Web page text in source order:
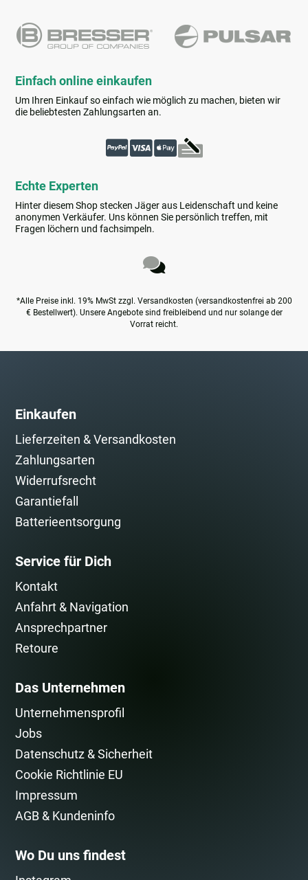
Einfach online einkaufen
Um Ihren Einkauf so einfach wie möglich zu machen, bieten wir
die beliebtesten Zahlungsarten an.
Echte Experten
Hinter diesem Shop stecken Jäger aus Leidenschaft und keine
anonymen Verkäufer. Uns können Sie persönlich treffen, mit
Fragen löchern und fachsimpeln.
*Alle Preise inkl. 19% MwSt zzgl. Versandkosten (versandkostenfrei ab 200
€ Bestellwert). Unsere Angebote sind freibleibend und nur solange der
Vorrat reicht.
Einkaufen
Lieferzeiten & Versandkosten
Zahlungsarten
Widerrufsrecht
Garantiefall
Batterieentsorgung
Service für Dich
Kontakt
Anfahrt & Navigation
Ansprechpartner
Retoure
Das Unternehmen
Unternehmensprofil
Jobs
Datenschutz & Sicherheit
Cookie Richtlinie EU
Impressum
AGB & Kundeninfo
Wo Du uns findest